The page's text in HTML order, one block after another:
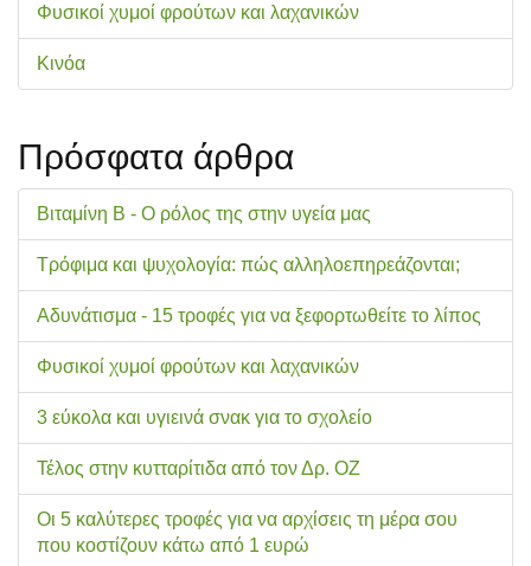
Φυσικοί χυμοί φρούτων και λαχανικών
Κινόα
Πρόσφατα άρθρα
Βιταμίνη Β - Ο ρόλος της στην υγεία μας
Τρόφιμα και ψυχολογία: πώς αλληλοεπηρεάζονται;
Αδυνάτισμα - 15 τροφές για να ξεφορτωθείτε το λίπος
Φυσικοί χυμοί φρούτων και λαχανικών
3 εύκολα και υγιεινά σνακ για το σχολείo
Τέλος στην κυτταρίτιδα από τον Δρ. ΟΖ
Οι 5 καλύτερες τροφές για να αρχίσεις τη μέρα σου
που κοστίζουν κάτω από 1 ευρώ